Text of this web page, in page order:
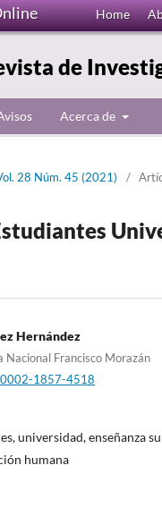
Home
de
Acerca de
28 Núm. 45 (2021) /
Hernández
Nacional Francisco Morazán
1857-4518
universidad, enseñanza
humana